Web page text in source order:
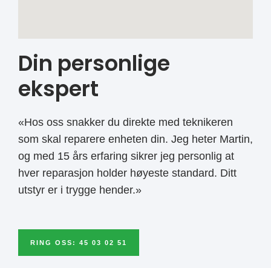
Din personlige
ekspert
«Hos oss snakker du direkte med teknikeren
som skal reparere enheten din. Jeg heter Martin,
og med 15 års erfaring sikrer jeg personlig at
hver reparasjon holder høyeste standard. Ditt
utstyr er i trygge hender.»
RING OSS: 45 03 02 51